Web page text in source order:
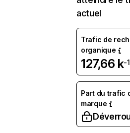
actuel
Trafic de
organique
127,66 k-
Part du trafic
marque